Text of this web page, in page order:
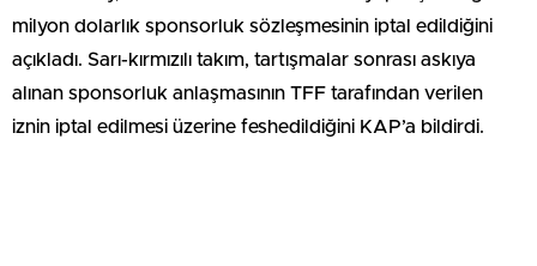
milyon dolarlık sponsorluk sözleşmesinin iptal edildiğini
açıkladı. Sarı-kırmızılı takım, tartışmalar sonrası askıya
alınan sponsorluk anlaşmasının TFF tarafından verilen
iznin iptal edilmesi üzerine feshedildiğini KAP’a bildirdi.